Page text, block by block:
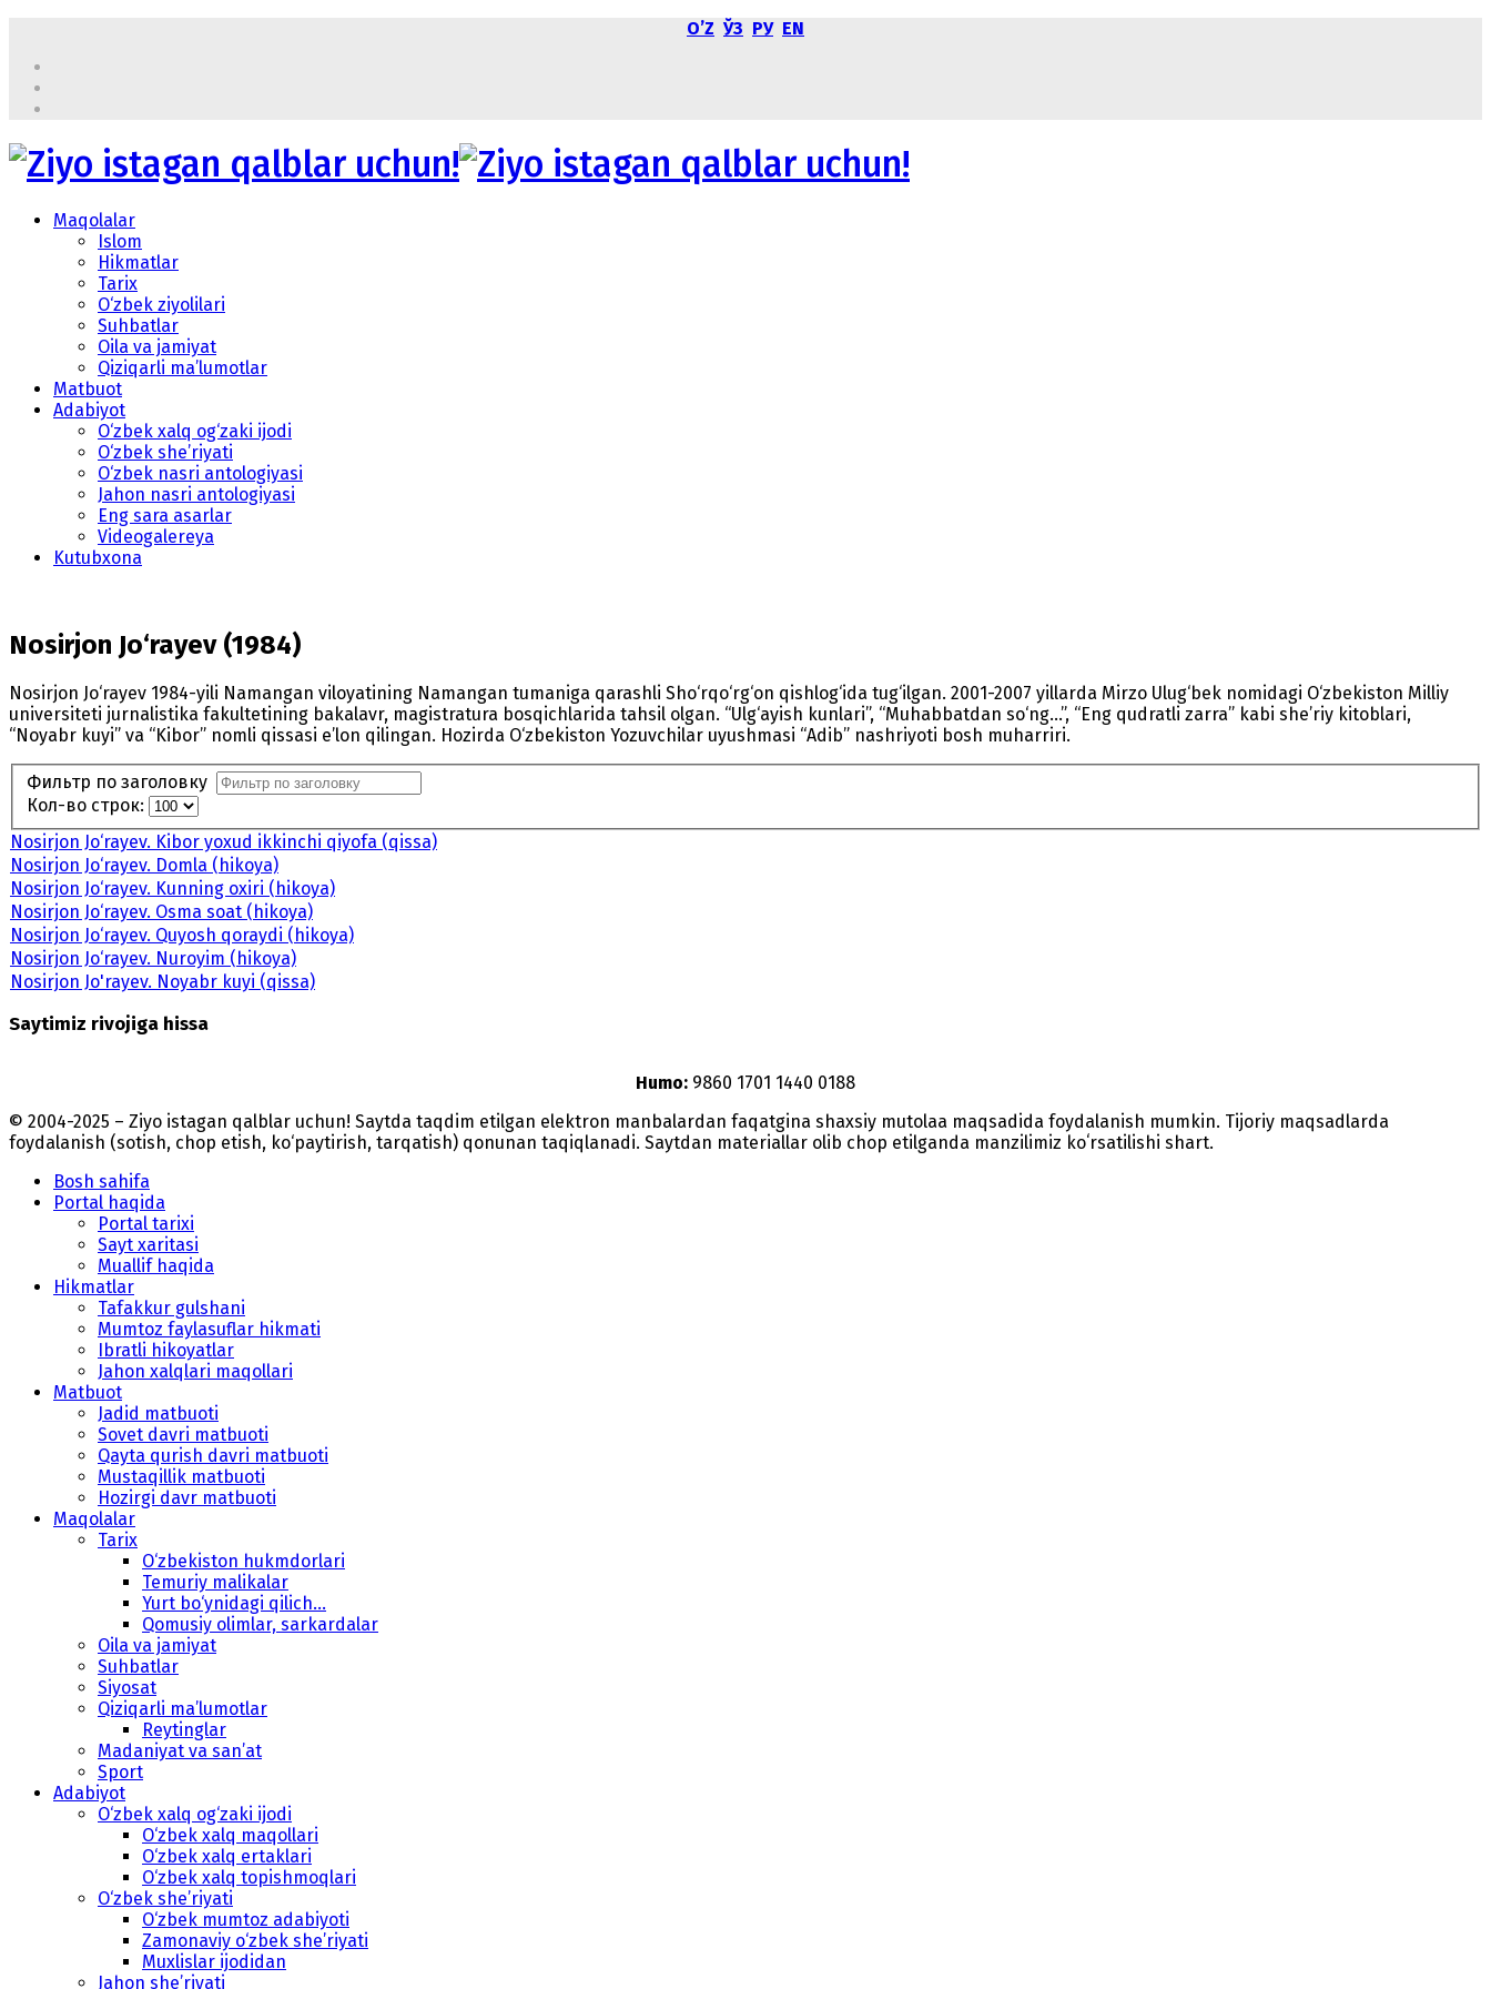
OʼZ ЎЗ РУ EN
Maqolalar
Islom
Hikmatlar
Tarix
O‘zbek ziyolilari
Suhbatlar
Oila va jamiyat
Qiziqarli ma’lumotlar
Matbuot
Adabiyot
O‘zbek xalq og‘zaki ijodi
O‘zbek she’riyati
O‘zbek nasri antologiyasi
Jahon nasri antologiyasi
Eng sara asarlar
Videogalereya
Kutubxona
Nosirjon Jo‘rayev (1984)
Nosirjon Jo‘rayev 1984-yili Namangan viloyatining Namangan tumaniga qarashli Sho‘rqo‘rg‘on qishlog‘ida tug‘ilgan. 2001-2007 yillarda Mirzo Ulug‘bek nomidagi O‘zbekiston Milliy
universiteti jurnalistika fakultetining bakalavr, magistratura bosqichlarida tahsil olgan. “Ulg‘ayish kunlari”, “Muhabbatdan so‘ng...”, “Eng qudratli zarra” kabi she’riy kitoblari,
“Noyabr kuyi” va “Kibor” nomli qissasi e’lon qilingan. Hozirda O‘zbekiston Yozuvchilar uyushmasi “Adib” nashriyoti bosh muharriri.
Фильтр по заголовку
Кол-во строк:
Nosirjon Jo‘rayev. Kibor yoxud ikkinchi qiyofa (qissa)
Nosirjon Jo‘rayev. Domla (hikoya)
Nosirjon Jo‘rayev. Kunning oxiri (hikoya)
Nosirjon Jo‘rayev. Osma soat (hikoya)
Nosirjon Jo‘rayev. Quyosh qoraydi (hikoya)
Nosirjon Jo‘rayev. Nuroyim (hikoya)
Nosirjon Jo'rayev. Noyabr kuyi (qissa)
Saytimiz rivojiga hissa
Humo: 9860 1701 1440 0188
© 2004-2025 – Ziyo istagan qalblar uchun! Saytda taqdim etilgan elektron manbalardan faqatgina shaxsiy mutolaa maqsadida foydalanish mumkin. Tijoriy maqsadlarda
foydalanish (sotish, chop etish, ko‘paytirish, tarqatish) qonunan taqiqlanadi. Saytdan materiallar olib chop etilganda manzilimiz koʻrsatilishi shart.
Bosh sahifa
Portal haqida
Portal tarixi
Sayt xaritasi
Muallif haqida
Hikmatlar
Tafakkur gulshani
Mumtoz faylasuflar hikmati
Ibratli hikoyatlar
Jahon xalqlari maqollari
Matbuot
Jadid matbuoti
Sovet davri matbuoti
Qayta qurish davri matbuoti
Mustaqillik matbuoti
Hozirgi davr matbuoti
Maqolalar
Tarix
O‘zbekiston hukmdorlari
Temuriy malikalar
Yurt bo‘ynidagi qilich...
Qomusiy olimlar, sarkardalar
Oila va jamiyat
Suhbatlar
Siyosat
Qiziqarli ma’lumotlar
Reytinglar
Madaniyat va san’at
Sport
Adabiyot
O‘zbek xalq og‘zaki ijodi
O‘zbek xalq maqollari
O‘zbek xalq ertaklari
O‘zbek xalq topishmoqlari
O‘zbek she’riyati
O‘zbek mumtoz adabiyoti
Zamonaviy o‘zbek she’riyati
Muxlislar ijodidan
Jahon she’riyati